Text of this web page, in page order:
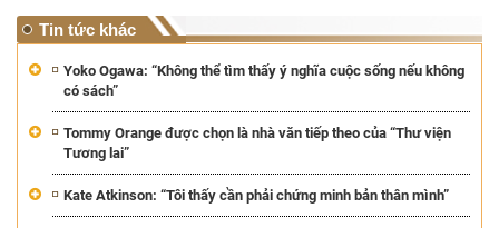
Tin tức khác
Yoko Ogawa: “Không thể tìm thấy ý nghĩa cuộc sống nếu không
có sách”
Tommy Orange được chọn là nhà văn tiếp theo của “Thư viện
Tương lai”
Kate Atkinson: “Tôi thấy cần phải chứng minh bản thân mình”